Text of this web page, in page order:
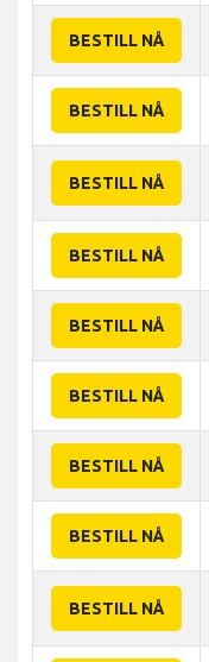
BESTILL NÅ
BESTILL NÅ
BESTILL NÅ
BESTILL NÅ
BESTILL NÅ
BESTILL NÅ
BESTILL NÅ
BESTILL NÅ
BESTILL NÅ